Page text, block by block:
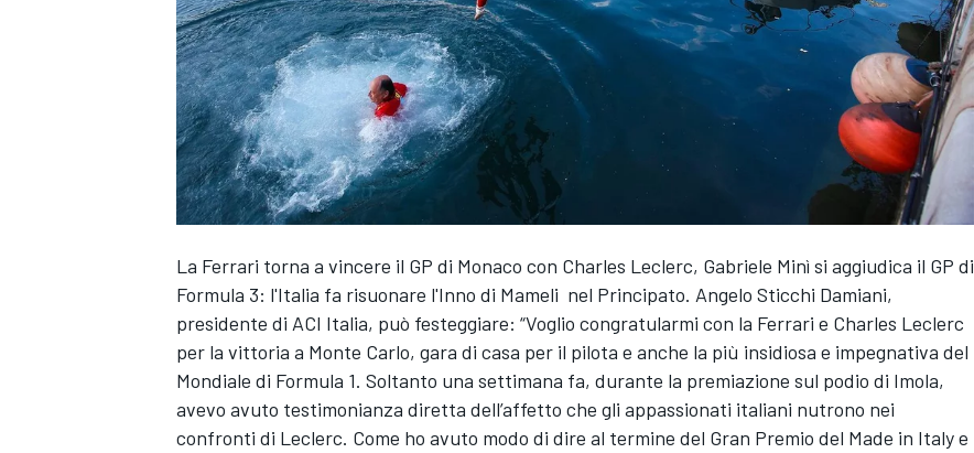
MONOPOSTO
La Ferrari torna a vincere il GP di Monaco con Charles Leclerc, Gabriele Minì si aggiudica il GP di
Formula 3: l'Italia fa risuonare l'Inno di Mameli nel Principato. Angelo Sticchi Damiani,
presidente di ACI Italia, può festeggiare: “Voglio congratularmi con la Ferrari e Charles Leclerc
per la vittoria a Monte Carlo, gara di casa per il pilota e anche la più insidiosa e impegnativa del
Mondiale di Formula 1. Soltanto una settimana fa, durante la premiazione sul podio di Imola,
avevo avuto testimonianza diretta dell’affetto che gli appassionati italiani nutrono nei
confronti di Leclerc. Come ho avuto modo di dire al termine del Gran Premio del Made in Italy e